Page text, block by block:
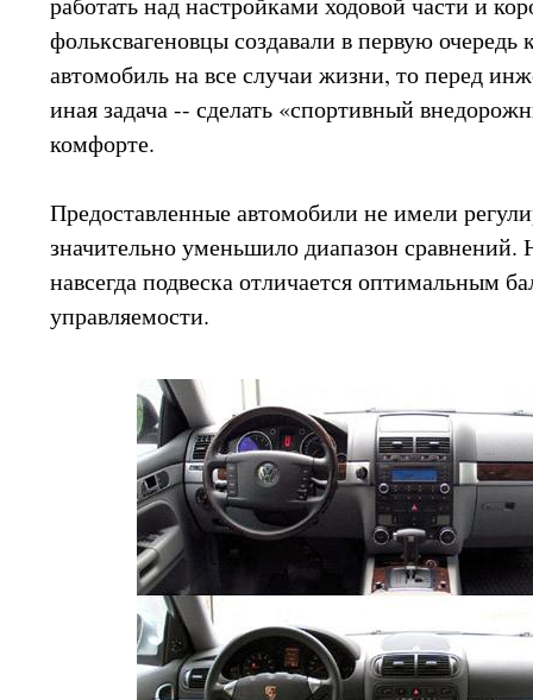
фольксвагеновцы создавали в первую
автомобиль на все случаи жизни, то перед
иная задача -- сделать «спортивный
комфорте.
Предоставленные автомобили не имели
значительно уменьшило диапазон сравнений.
навсегда подвеска отличается оптимальным
управляемости.